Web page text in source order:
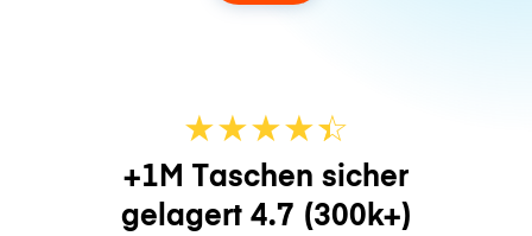
★★★★☆
★
+1M Taschen sicher
gelagert 4.7 (300k+)